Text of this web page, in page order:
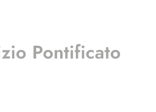
Pontificato